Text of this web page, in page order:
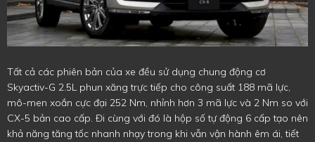
Tất cả các phiên bản của xe đều sử dụng chung động cơ
Skyactiv-G 2.5L phun xăng trực tiếp cho công suất 188 mã lực,
mô-men xoắn cực đại 252 Nm, nhỉnh hơn 3 mã lực và 2 Nm so với
CX-5 bản cao cấp. Đi cùng với đó là hộp số tự động 6 cấp tạo nên
khả năng tăng tốc nhanh nhạy trong khi vẫn vận hành êm ái, tiết